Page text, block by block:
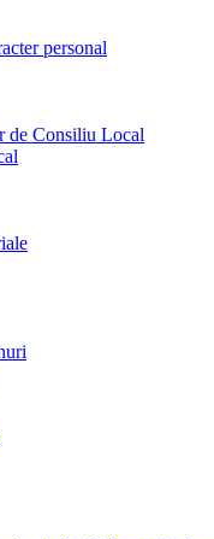
personal
de Consiliu Local